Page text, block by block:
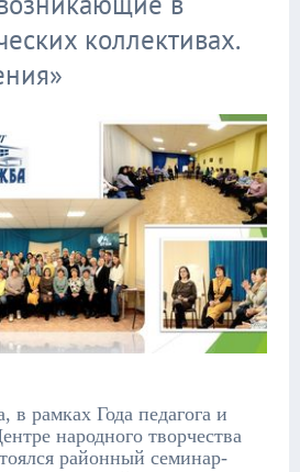
коллективах.
в рамках Года педагога и
народного творчества
районный семинар-